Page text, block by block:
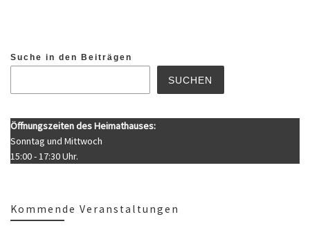
Suche in den Beiträgen
SUCHEN
Öffnungszeiten des Heimathauses:
Sonntag und Mittwoch
15:00 - 17:30 Uhr.
Kommende Veranstaltungen